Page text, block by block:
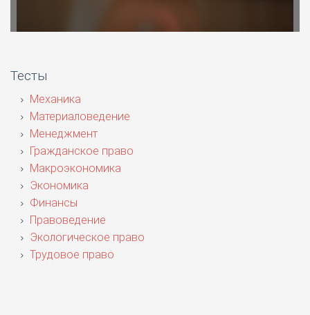
Тесты
Механика
Материаловедение
Менеджмент
Гражданское право
Макроэкономика
Экономика
Финансы
Правоведение
Экологическое право
Трудовое право